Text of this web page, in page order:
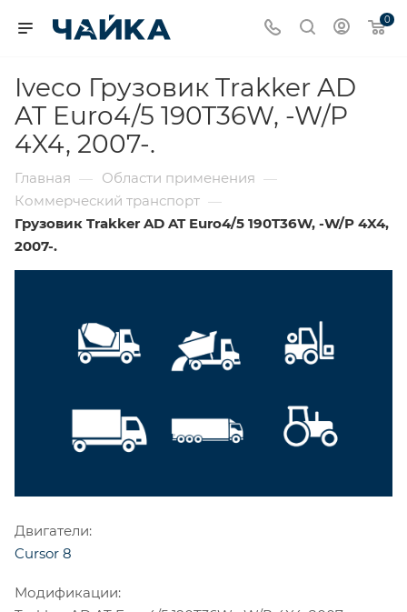
0
Iveco Грузовик Trakker AD
AT Euro4/5 190T36W, -W/P
4X4, 2007-.
Главная — Области применения —
Коммерческий транспорт —
Грузовик Trakker AD AT Euro4/5 190T36W, -W/P 4X4,
2007-.
Двигатели:
Cursor 8
Модификации: